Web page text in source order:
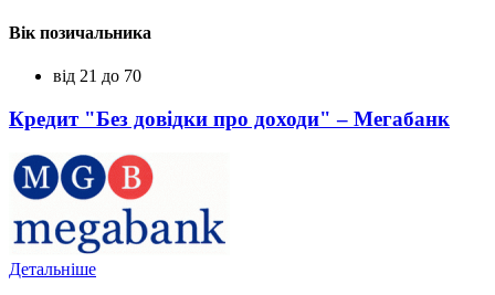
Вік позичальника
від 21 до 70
Кредит "Без довідки про доходи" – Мегабанк
Детальніше